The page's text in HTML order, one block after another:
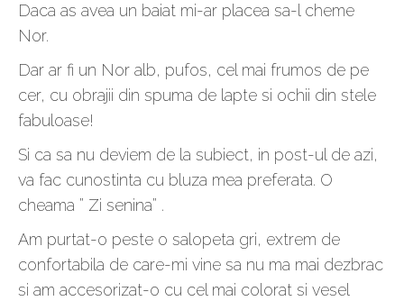
Daca as avea un baiat mi-ar placea sa-l cheme
Nor.
Dar ar fi un Nor alb, pufos, cel mai frumos de pe
cer, cu obrajii din spuma de lapte si ochii din stele
fabuloase!
Si ca sa nu deviem de la subiect, in post-ul de azi,
va fac cunostinta cu bluza mea preferata. O
cheama ” Zi senina” .
Am purtat-o peste o salopeta gri, extrem de
confortabila de care-mi vine sa nu ma mai dezbrac
si am accesorizat-o cu cel mai colorat si vesel